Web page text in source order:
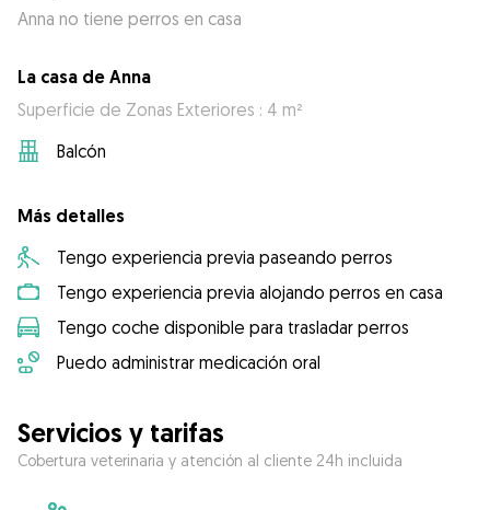
Anna no tiene perros en casa
La casa de Anna
Superficie de Zonas Exteriores : 4 m²
Balcón
Más detalles
Tengo experiencia previa paseando perros
Tengo experiencia previa alojando perros en casa
Tengo coche disponible para trasladar perros
Puedo administrar medicación oral
Servicios y tarifas
Cobertura veterinaria y atención al cliente 24h incluida